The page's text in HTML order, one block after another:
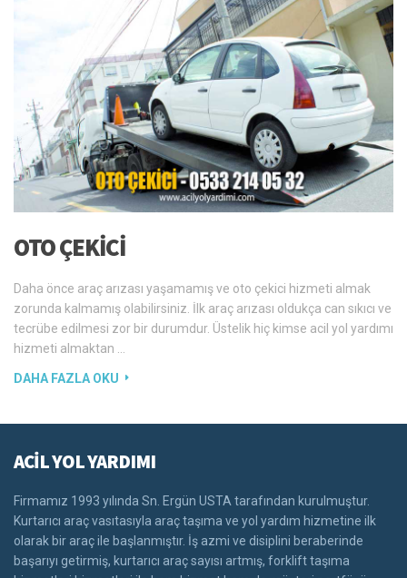
OTO ÇEKICI
Daha önce araç arızası yaşamamış ve oto çekici hizmeti almak
zorunda kalmamış olabilirsiniz. İlk araç arızası oldukça can sıkıcı ve
tecrübe edilmesi zor bir durumdur. Üstelik hiç kimse acil yol yardımı
hizmeti almaktan …
DAHA FAZLA OKU
ACİL YOL YARDIMI
Firmamız 1993 yılında Sn. Ergün USTA tarafından kurulmuştur.
Kurtarıcı araç vasıtasıyla araç taşıma ve yol yardım hizmetine ilk
olarak bir araç ile başlanmıştır. İş azmi ve disiplini beraberinde
başarıyı getirmiş, kurtarıcı araç sayısı artmış, forklift taşıma